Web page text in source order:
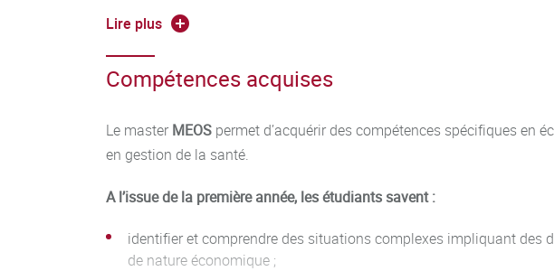
d’ensemble et les enjeux du système de santé. Vous apprendrez à
appliquer les méthodes nécessaires pour analyser et évaluer les
stratégies en santé.
et des professionnels dans le cadre de la formation continue.
suivie en alternance. Vous comprendrez les problématiques
responsables et des évaluateurs de ces secteurs. La seconde année
rapides et à hauteur des compétences acquises.
Lire plus
Compétences acquises
Le master MEOS permet d’acquérir des compétences spécifiques en
en gestion de la santé.
A l’issue de la première année, les étudiants savent :
identifier et comprendre des situations complexes impliquant des
de nature économique ;